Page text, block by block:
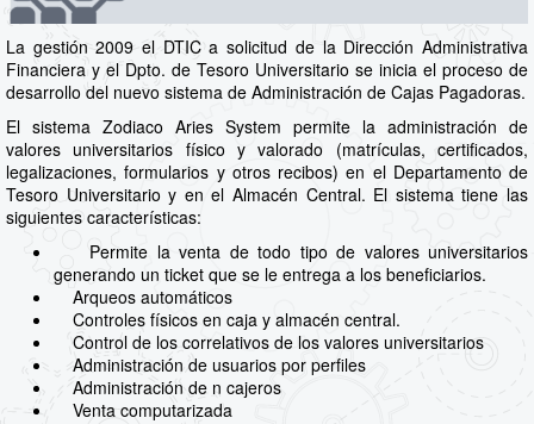
La gestión 2009 el DTIC a solicitud de la Dirección Administrativa
Financiera y el Dpto. de Tesoro Universitario se inicia el proceso de
desarrollo del nuevo sistema de Administración de Cajas Pagadoras.
El sistema Zodiaco Aries System permite la administración de
valores universitarios físico y valorado (matrículas, certificados,
legalizaciones, formularios y otros recibos) en el Departamento de
Tesoro Universitario y en el Almacén Central. El sistema tiene las
siguientes características:
Permite la venta de todo tipo de valores universitarios
generando un ticket que se le entrega a los beneficiarios.
Arqueos automáticos
Controles físicos en caja y almacén central.
Control de los correlativos de los valores universitarios
Administración de usuarios por perfiles
Administración de n cajeros
Venta computarizada